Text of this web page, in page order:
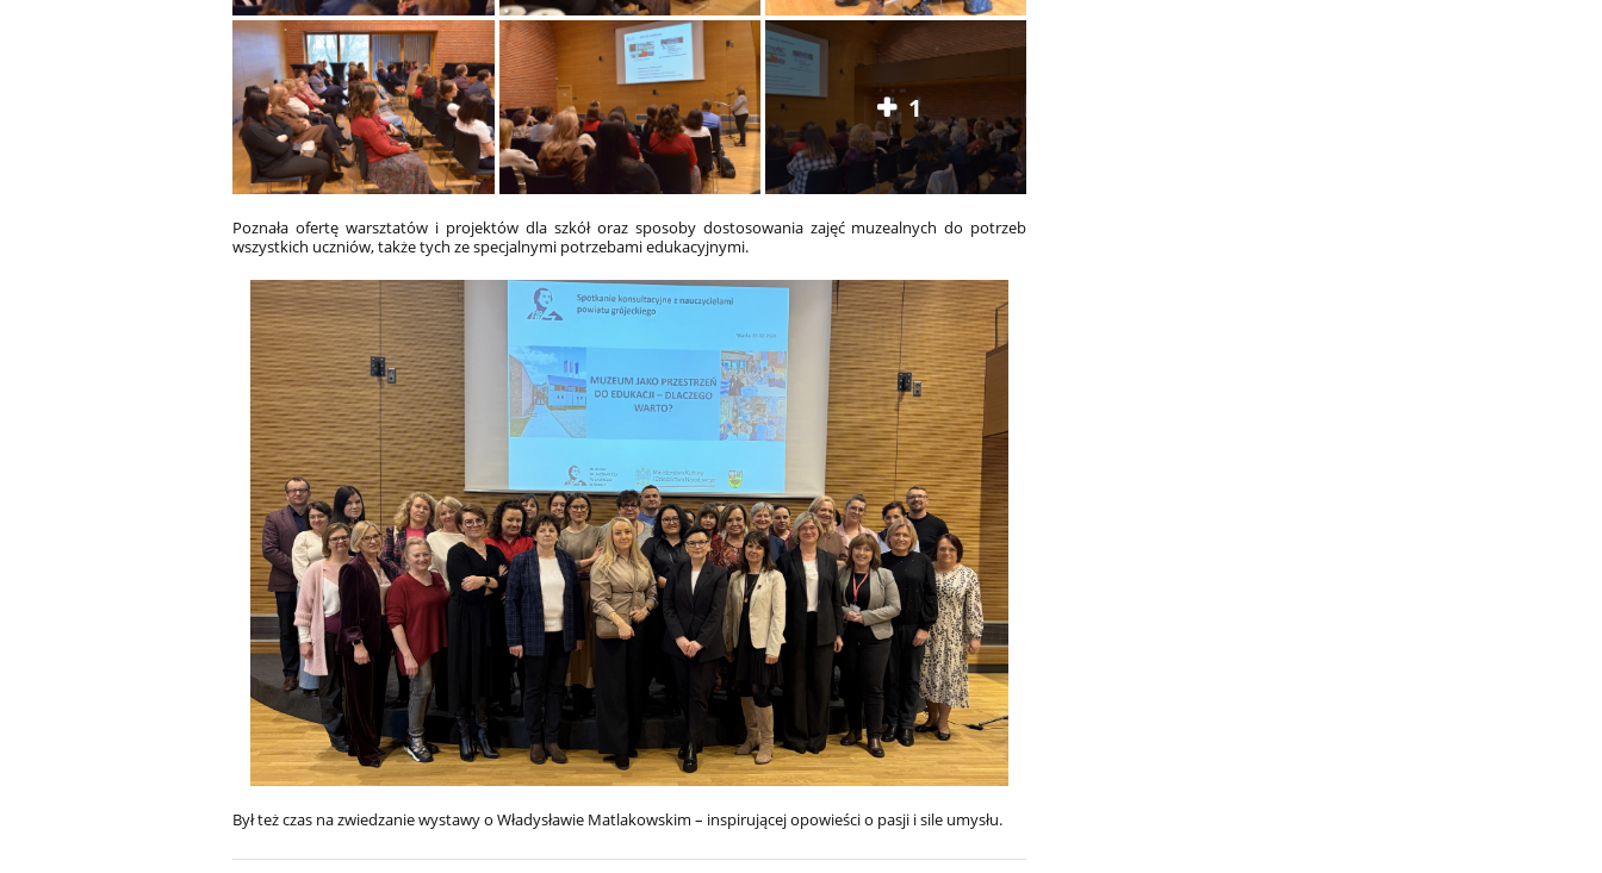
1
Poznała ofertę warsztatów i projektów dla szkół oraz sposoby dostosowania zajęć muzealnych do potrzeb
wszystkich uczniów, także tych ze specjalnymi potrzebami edukacyjnymi.
Był też czas na zwiedzanie wystawy o Władysławie Matlakowskim – inspirującej opowieści o pasji i sile umysłu.